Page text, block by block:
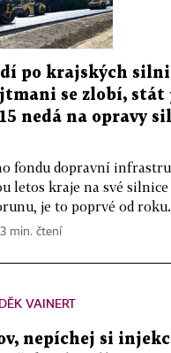
po krajských
se zlobí, stát
nedá na opravy
fondu dopravní
letos kraje na své
je to poprvé od
min. čtení
VAINERT
nepíchej si